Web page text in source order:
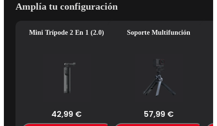
Amplía tu configuración
Mini Trípode 2 En 1 (2.0)
42,99 €
Soporte Multifunción
57,99 €